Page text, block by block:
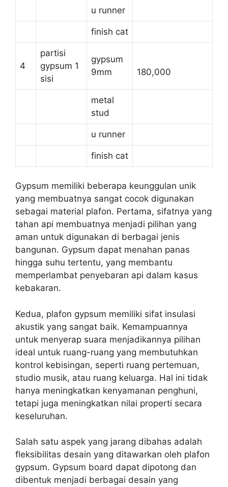
u runner
finish cat
4
partisi
gypsum 1
sisi
gypsum
9mm
180,000
metal
stud
u runner
finish cat
Gypsum memiliki beberapa keunggulan unik
yang membuatnya sangat cocok digunakan
sebagai material plafon. Pertama, sifatnya yang
tahan api membuatnya menjadi pilihan yang
aman untuk digunakan di berbagai jenis
bangunan. Gypsum dapat menahan panas
hingga suhu tertentu, yang membantu
memperlambat penyebaran api dalam kasus
kebakaran.
Kedua, plafon gypsum memiliki sifat insulasi
akustik yang sangat baik. Kemampuannya
untuk menyerap suara menjadikannya pilihan
ideal untuk ruang-ruang yang membutuhkan
kontrol kebisingan, seperti ruang pertemuan,
studio musik, atau ruang keluarga. Hal ini tidak
hanya meningkatkan kenyamanan penghuni,
tetapi juga meningkatkan nilai properti secara
keseluruhan.
Salah satu aspek yang jarang dibahas adalah
fleksibilitas desain yang ditawarkan oleh plafon
gypsum. Gypsum board dapat dipotong dan
dibentuk menjadi berbagai desain yang